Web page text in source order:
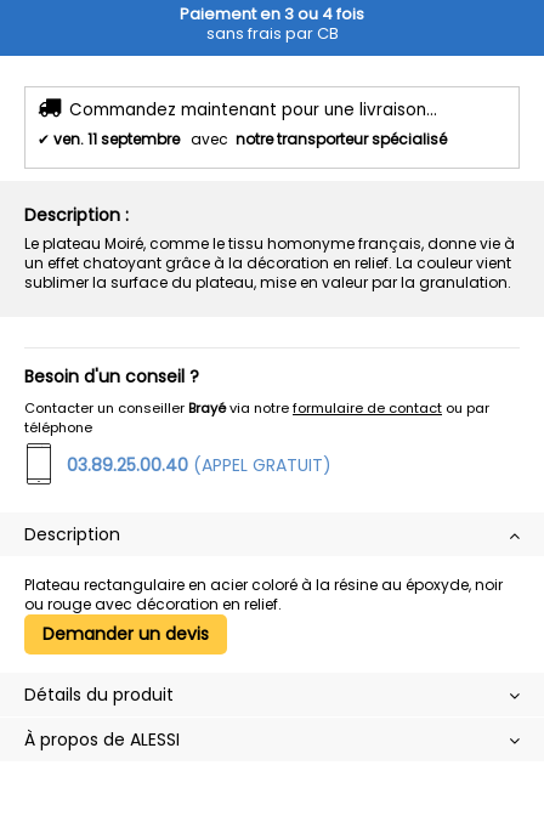
Paiement en 3 ou 4 fois
sans frais par CB
Commandez maintenant pour une livraison...
✔ ven. 11 septembre avec notre transporteur spécialisé
Description :
Le plateau Moiré, comme le tissu homonyme français, donne vie à
un effet chatoyant grâce à la décoration en relief. La couleur vient
sublimer la surface du plateau, mise en valeur par la granulation.
Besoin d'un conseil ?
Contacter un conseillerBrayévia notreformulaire de contact ou par
téléphone
03.89.25.00.40 (APPEL GRATUIT)
Description
Plateau rectangulaire en acier coloré à la résine au époxyde, noir
ou rouge avec décoration en relief.
Demander un devis
Détails du produit
À propos de ALESSI